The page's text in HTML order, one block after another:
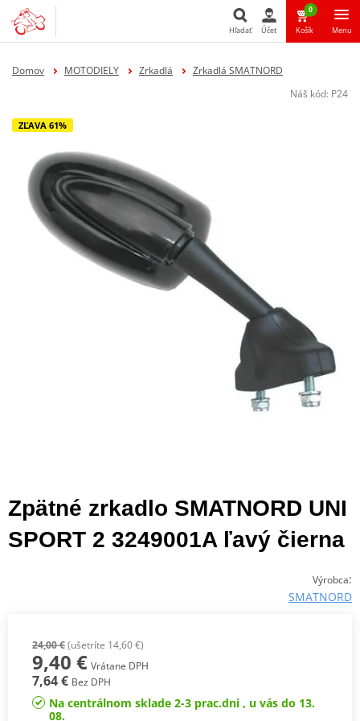
Hľadať Účet
0
Košík Menu
Domov MOTODIELY Zrkadlá
Zrkadlá SMATNORD
Náš kód: P24
ZĽAVA 61%
Zpätné zrkadlo SMATNORD UNI
SPORT 2 3249001A ľavý čierna
Výrobca:
SMATNORD
24,00 €(ušetríte 14,60 €)
9,40 € Vrátane DPH
7,64 € Bez DPH
Na centrálnom sklade 2-3 prac.dni , u vás do 13.
08.